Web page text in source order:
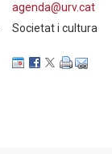
agenda@urv.cat
Societat i cultura